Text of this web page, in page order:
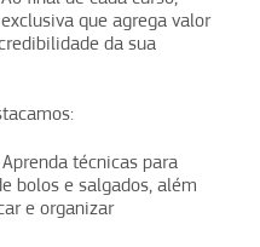
que agrega valor
da sua
Aprenda técnicas para
bolos e salgados, além
e organizar